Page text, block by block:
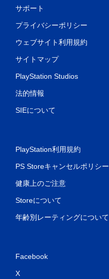
サポート
プライバシーポリシー
ウェブサイト利用規約
サイトマップ
PlayStation Studios
法的情報
SIEについて
PlayStation利用規約
PS Storeキャンセルポリシー
健康上のご注意
Storeについて
年齢別レーティングについて
Facebook
X